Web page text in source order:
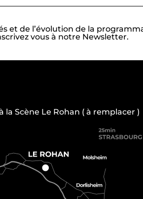
et de l’évolution de la
vous à notre Newsletter.
la Scène Le Rohan ( à remplacer )